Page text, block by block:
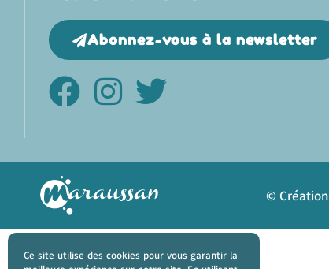
Abonnez-vous à la newsletter
Ce site utilise des cookies pour vous garantir la
©